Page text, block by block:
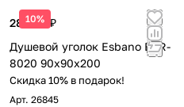
10%
28 050 ₽
Душевой уголок Esbano ESR-
8020 90x90x200
Скидка 10% в подарок!
Арт. 26845